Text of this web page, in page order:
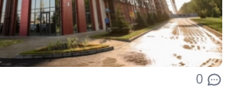
0